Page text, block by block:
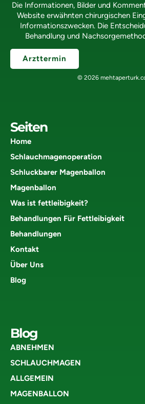
Die Informationen, Bilder und
Website erwähnten chirurgischen
Informationszwecken. Die
Behandlung und
Arzttermin
© 2026
Seiten
Home
Schlauchmagenoperation
Schluckbarer Magenballon
Magenballon
Was ist fettleibigkeit?
Behandlungen Für Fettleibigkeit
Behandlungen
Kontakt
Über Uns
Blog
Blog
ABNEHMEN
SCHLAUCHMAGEN
ALLGEMEIN
MAGENBALLON